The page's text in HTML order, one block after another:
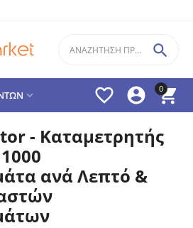
0





- Καταμετρητής
ανά Λεπτό &